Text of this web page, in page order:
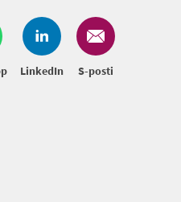
LinkedIn S-posti